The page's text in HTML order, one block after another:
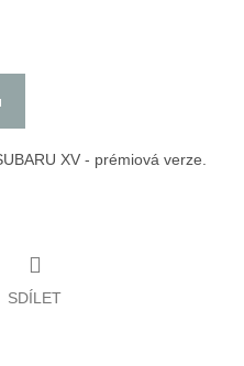
XV - prémiová verze.
SDÍLET